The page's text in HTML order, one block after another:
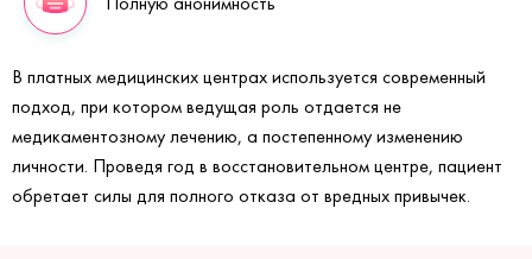
В платных медицинских центрах используется современный
подход, при котором ведущая роль отдается не
медикаментозному лечению, а постепенному изменению
личности. Проведя год в восстановительном центре, пациент
обретает силы для полного отказа от вредных привычек.